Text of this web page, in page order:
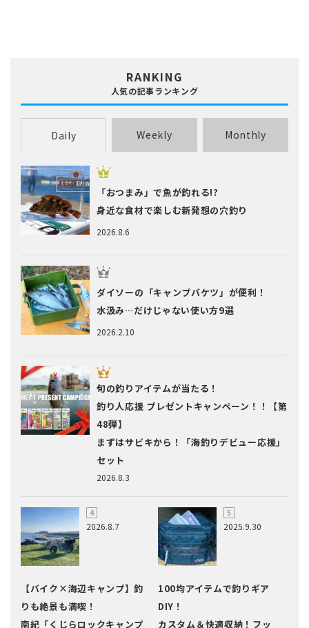
RANKING
人気の記事ランキング
Daily Weekly Monthly
2026.8.6
「おつまみ」で魚が釣れる!?
身近な食材で楽しむ新発想の穴釣り
2026.2.10
ダイソーの「キャンプバケツ」が便利！
水汲み…だけじゃない使い方9選
2026.8.3
旬の釣りアイテムが当たる！
釣り人応援 プレゼントキャンペーン！！【第
48弾】
まずはサビキから！「海釣りデビュー応援」
セット
2026.8.7
【バイク×海辺キャンプ】釣
りも絶景も満喫！
南紀「くじらロックキャンプ
2025.9.30
100均アイテムで釣りギア
DIY！
カスタム＆快適収納！フッ